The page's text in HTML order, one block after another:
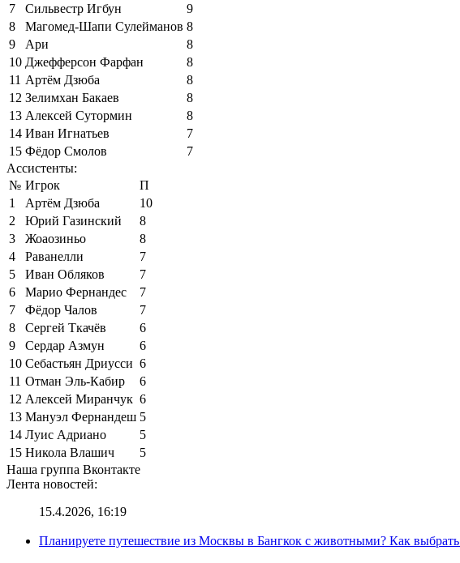
7
Сильвестр Игбун
9
8
Магомед-Шапи Сулейманов 8
9
Ари
8
10 Джефферсон Фарфан
8
11 Артём Дзюба
8
12 Зелимхан Бакаев
8
13 Алексей Сутормин
8
14 Иван Игнатьев
7
15 Фёдор Смолов
7
Ассистенты:
№ Игрок
П
1
Артём Дзюба
10
2
Юрий Газинский
8
3
Жоаозиньо
8
4
Раванелли
7
5
Иван Обляков
7
6
Марио Фернандес
7
7
Фёдор Чалов
7
8
Сергей Ткачёв
6
9
Сердар Азмун
6
10 Себастьян Дриусси 6
11 Отман Эль-Кабир
6
12 Алексей Миранчук 6
13 Мануэл Фернандеш 5
14 Луис Адриано
5
15 Никола Влашич
5
Наша группа Вконтакте
Лента новостей:
15.4.2026, 16:19
Планируете путешествие из Москвы в Бангкок с животными? Как